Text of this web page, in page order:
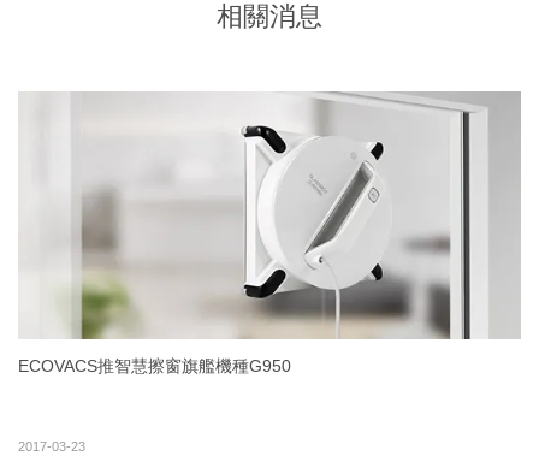
相關消息
ECOVACS推智慧擦窗旗艦機種G950
2017-03-23